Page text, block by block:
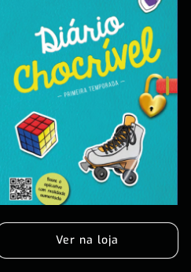
Ver na loja